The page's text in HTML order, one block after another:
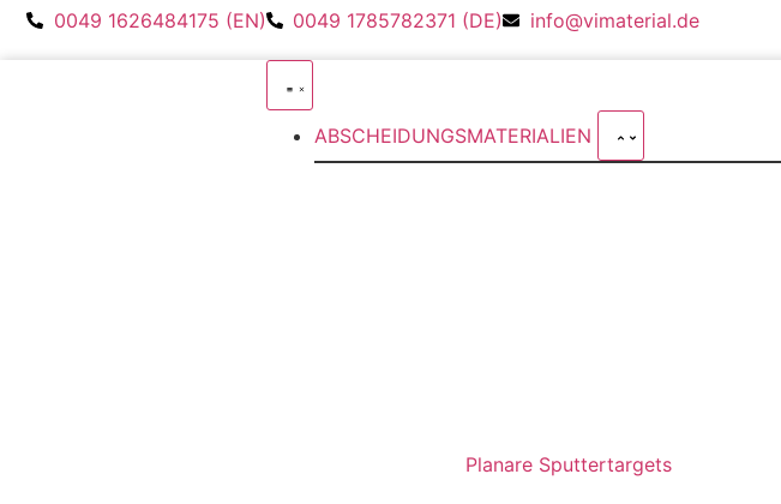
0049 1626484175 (EN) 0049 1785782371 (DE) info@vimaterial.de
ABSCHEIDUNGSMATERIALIEN
Planare Sputtertargets